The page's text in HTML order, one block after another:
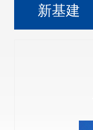
新基建